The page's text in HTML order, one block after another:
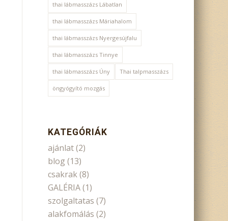
thai lábmasszázs Lábatlan
thai lábmasszázs Máriahalom
thai lábmasszázs Nyergesújfalu
thai lábmasszázs Tinnye
thai lábmasszázs Úny Thai talpmasszázs
öngyógyító mozgás
KATEGÓRIÁK
ajánlat(2)
blog (13)
csakrak(8)
GALÉRIA(1)
szolgaltatas (7)
alakfomálás (2)